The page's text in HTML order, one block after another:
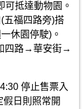
可抵達動物園。
五福四路旁)搭
休園停駛)。
四路→華安街→
停止售票入
假日則照常開